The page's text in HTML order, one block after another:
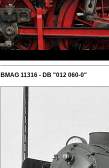
BMAG 11316 - DB "012 060-0"